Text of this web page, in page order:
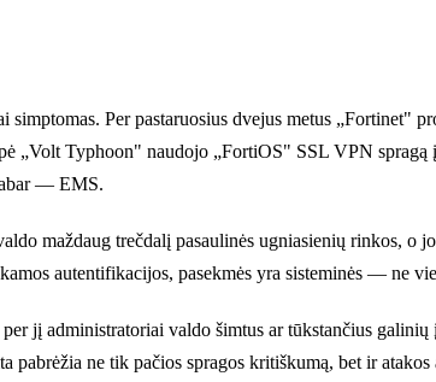
Per pastaruosius dvejus metus „Fortinet"
„Volt Typhoon" naudojo „FortiOS" SSL VPN
— EMS.
maždaug trečdalį pasaulinės ugniasienių rinkos,
autentifikacijos, pasekmės yra sisteminės — ne
jį administratoriai valdo šimtus ar tūkstančius
ne tik pačios spragos kritiškumą, bet ir